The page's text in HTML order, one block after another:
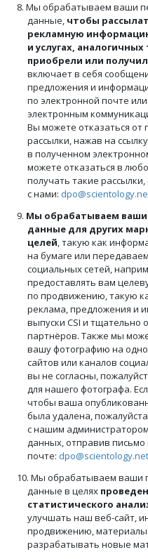
8. Мы обрабатываем ваши
данные, чтобы
рекламную
и услугах,
приобрели или
включает в себя
предложения и
по электронной почте
электронным
Вы можете отказаться от
рассылки, нажав на
в полученном
можете отказаться в
получать такие
с нами:
9. Мы обрабатываем
данные для других
целей, такую как
на бумаге или
социальных сетей,
предоставлять вам
по продвижению, такую
реклама, предложения и
выпуски CSI и тщательно
партнёров. Также мы
вашу фотографию на
сайтов или каналов
вы не согласны,
для нашего фотографа.
чтобы ваша
была удалена,
с нашим
данных, отправив письмо
почте: dpo@scientology.net
10. Мы обрабатываем ваши
данные в целях
статистического
улучшать наш веб-сайт,
продвижению, материалы
разрабатывать новые